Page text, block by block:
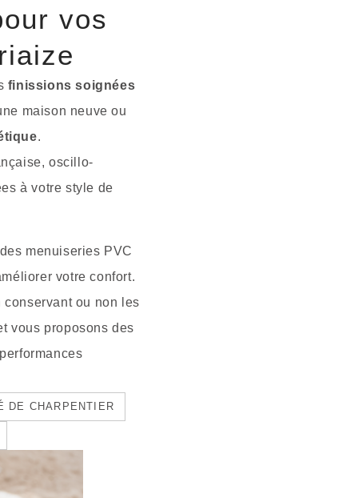
vos
finissions soignées
maison neuve ou
.
oscillo-
à votre style de
menuiseries PVC
votre confort.
ou non les
vous proposons des
DE CHARPENTIER